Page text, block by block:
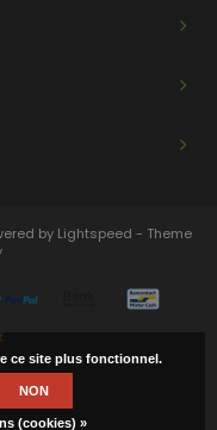
by Lightspeed - Theme
ce site plus fonctionnel.
NON
(cookies) »